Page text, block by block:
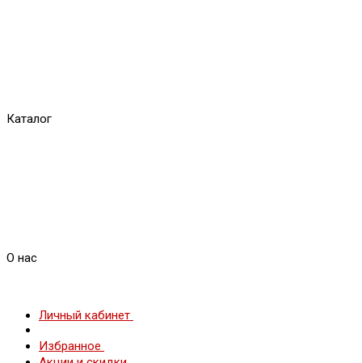
Каталог
О нас
Личный кабинет
Избранное